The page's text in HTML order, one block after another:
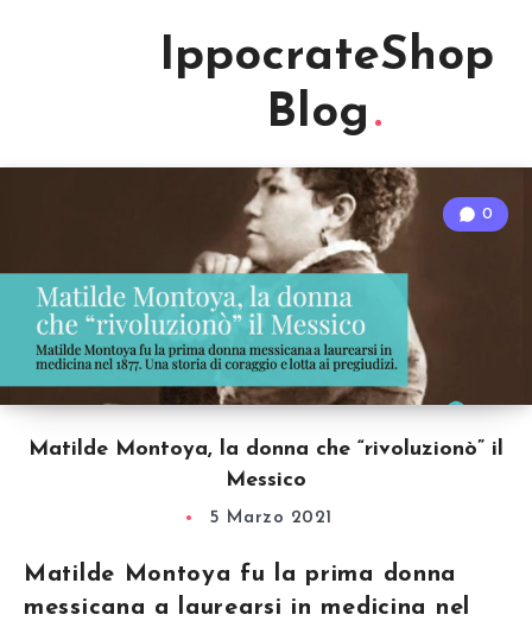
IppocrateShop
Blog
Matilde Montoya, la donna che “rivoluzionò” il
Messico
0
5 Marzo 2021
Matilde Montoya fu la prima donna
messicana a laurearsi in medicina nel